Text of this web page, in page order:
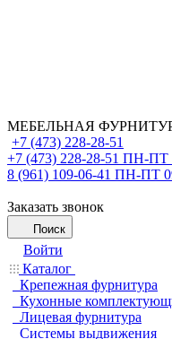
МЕБЕЛЬНАЯ
+7 (473) 228-28-51
+7 (473) 228-28-51 ПН-ПТ
8 (961) 109-06-41 ПН-ПТ
Заказать звонок
Поиск
Войти
Каталог
Крепежная фурнитура
Кухонные
Лицевая фурнитура
Системы выдвижения